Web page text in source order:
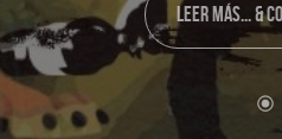
LEER MÁS... &